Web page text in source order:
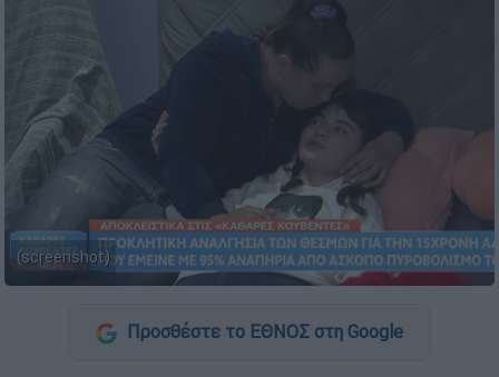
(screenshot)
Προσθέστε το ΕΘΝΟΣ στη Google